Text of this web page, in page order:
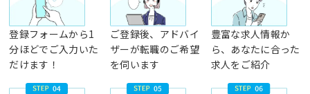
登録フォームから1
分ほどでご入力いた
だけます！
ご登録後、アドバイ
ザーが転職のご希望
を伺います
豊富な求人情報か
ら、あなたに合った
求人をご紹介